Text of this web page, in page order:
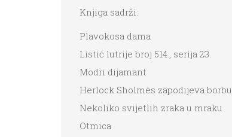
Knjiga sadrži:
Plavokosa dama
Listić lutrije broj 514., serija 23.
Modri dijamant
Herlock Sholmès zapodijeva borbu
Nekoliko svijetlih zraka u mraku
Otmica